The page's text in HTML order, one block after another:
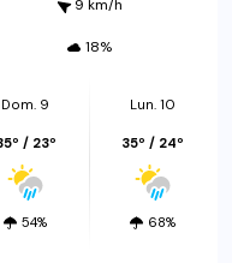
9 km/h
18%
Dom. 9
/ 23º
54%
Lun. 10
35º / 24º
68%